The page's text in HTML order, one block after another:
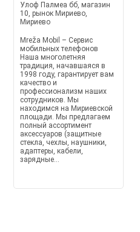
Улоф Палмеа бб, магазин
10, рынок Мириево,
Мириево
Mreža Mobil – Сервис
мобильных телефонов
Наша многолетняя
традиция, начавшаяся в
1998 году, гарантирует вам
качество и
профессионализм наших
сотрудников. Мы
находимся на Мириевской
площади. Мы предлагаем
полный ассортимент
аксессуаров (защитные
стекла, чехлы, наушники,
адаптеры, кабели,
зарядные...